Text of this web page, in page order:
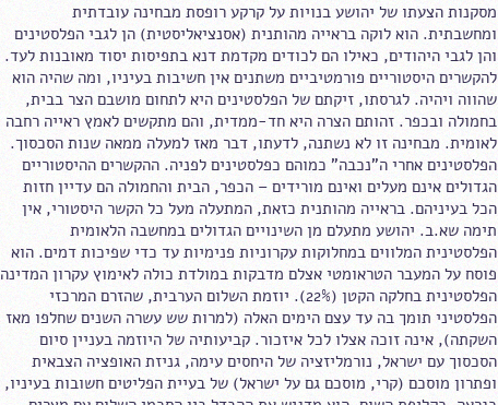
מסקנות הצעתו של יהושע בנויות על קרקע רופסת מבחינה עובדתית
ומחשבתית. הוא לוקה בראייה מהותנית (אסנציאליסטית) הן לגבי הפלסטינים
והן לגבי היהודים, כאילו הם לכודים מקדמת דנא בתפיסות יסוד מאובנות לעד.
להקשרים היסטוריים פורמטיביים משתנים אין חשיבות בעיניו, ומה שהיה הוא
שהווה ויהיה. לגרסתו, זיקתם של הפלסטינים היא לתחום מושבם הצר בבית,
בחמולה ובכפר. זהותם הצרה היא חד-ממדית, והם מתקשים לאמץ ראייה רחבה
לאומית. מבחינה זו לא נשתנה, לדעתו, דבר מאז למעלה ממאה שנות הסכסוך.
הפלסטינים אחרי ה"נכבה" כמוהם כפלסטינים לפניה. ההקשרים ההיסטוריים
הגדולים אינם מעלים ואינם מורידים – הכפר, הבית והחמולה הם עדיין חזות
הכל בעיניהם. בראייה מהותנית כזאת, המתעלה מעל כל הקשר היסטורי, אין
תימה שא.ב. יהושע מתעלם מן השינויים הגדולים במחשבה הלאומית
הפלסטינית המלווים במחלוקות עקרוניות פנימיות עד כדי שפיכות דמים. הוא
פוסח על המעבר הטראומטי אצלם מדבקות במולדת כולה לאימוץ עקרון המדינה
הפלסטינית בחלקה הקטן (22%). יוזמת השלום הערבית, שהזרם המרכזי
הפלסטיני תומך בה עד עצם הימים האלה (למרות שש עשרה השנים שחלפו מאז
השקתה), אינה זוכה אצלו לכל איזכור. קביעותיה של היוזמה בעניין סיום
הסכסוך עם ישראל, נורמליזציה של היחסים עימה, גניזת האופציה הצבאית
ופתרון מוסכם (קרי, מוסכם גם על ישראל) של בעיית הפליטים חשובות בעיניו,